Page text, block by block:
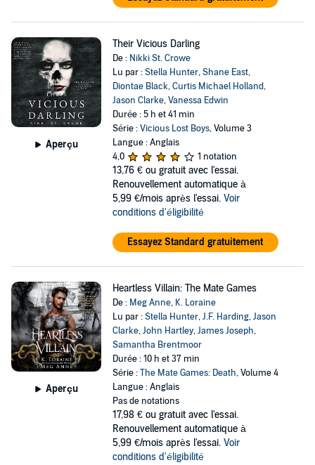
Aperçu
Their Vicious Darling
De : Nikki St. Crowe
Lu par :Stella Hunter,Shane East,
Diontae Black,Curtis Michael Holland,
Jason Clarke,Vanessa Edwin
Durée : 5 h et 41 min
Série :Vicious Lost Boys, Volume 3
Langue : Anglais
4,0
1 notation
13,76 € ou gratuit avec l'essai.
Renouvellement automatique à
5,99 €/mois après l'essai. Voir
conditions d'éligibilité
Essayez Standard gratuitement
Aperçu
Heartless Villain: The Mate Games
De : Meg Anne, K. Loraine
Lu par :Stella Hunter,J.F. Harding,Jason
Clarke,John Hartley,James Joseph,
Samantha Brentmoor
Durée : 10 h et 37 min
Série :The Mate Games: Death, Volume 4
Langue : Anglais
Pas de notations
17,98 € ou gratuit avec l'essai.
Renouvellement automatique à
5,99 €/mois après l'essai. Voir
conditions d'éligibilité